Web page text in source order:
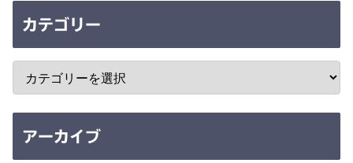
カテゴリー
アーカイブ